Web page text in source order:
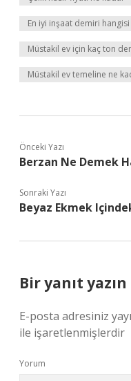
En iyi inşaat demiri hangisi
Müstakil ev için kaç ton
Müstakil ev temeline ne
Önceki Yazı
Berzan Ne Demek
Sonraki Yazı
Beyaz Ekmek
Bir yanıt yazın
E-posta adresiniz
ile işaretlenmişlerdir
Yorum